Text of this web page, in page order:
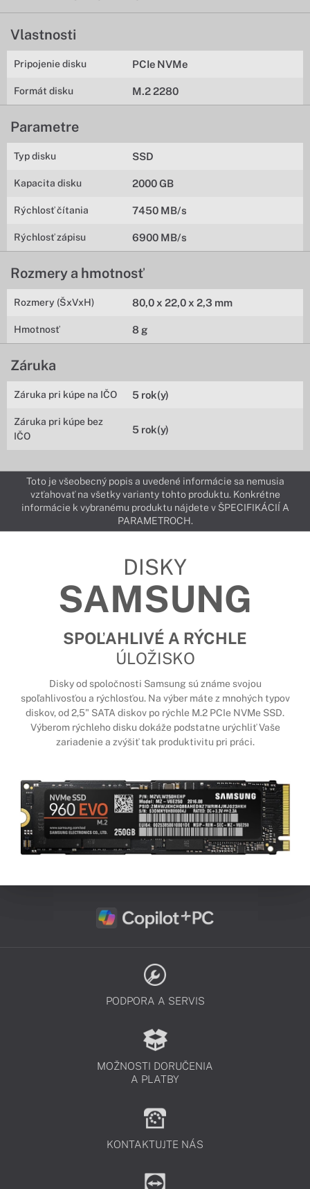
Vlastnosti
Pripojenie disku PCIe NVMe
Formát disku M.2 2280
Parametre
Typ disku SSD
Kapacita disku 2000 GB
Rýchlosť čítania 7450 MB/s
Rýchlosť zápisu 6900 MB/s
Rozmery a hmotnosť
Rozmery (ŠxVxH) 80,0 x 22,0 x 2,3 mm
Hmotnosť 8 g
Záruka
Záruka pri kúpe na IČO 5 rok(y)
Záruka pri kúpe bez
IČO
5 rok(y)
Toto je všeobecný popis a uvedené informácie sa nemusia
vzťahovať na všetky varianty tohto produktu. Konkrétne
informácie k vybranému produktu nájdete v ŠPECIFIKÁCIÍ A
PARAMETROCH.
DISKY
SAMSUNG
SPOĽAHLIVÉ A RÝCHLE
ÚLOŽISKO
Disky od spoločnosti Samsung sú známe svojou
spoľahlivosťou a rýchlosťou. Na výber máte z mnohých typov
diskov, od 2,5" SATA diskov po rýchle M.2 PCIe NVMe SSD.
Výberom rýchleho disku dokáže podstatne urýchliť Vaše
zariadenie a zvýšiť tak produktivitu pri práci.
PODPORA A SERVIS
MOŽNOSTI DORUČENIA
A PLATBY
KONTAKTUJTE NÁS